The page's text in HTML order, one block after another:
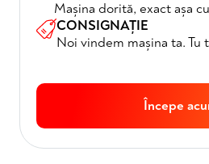
Mașina dorită, exact așa
CONSIGNAȚIE
Noi vindem mașina ta. Tu
Începe